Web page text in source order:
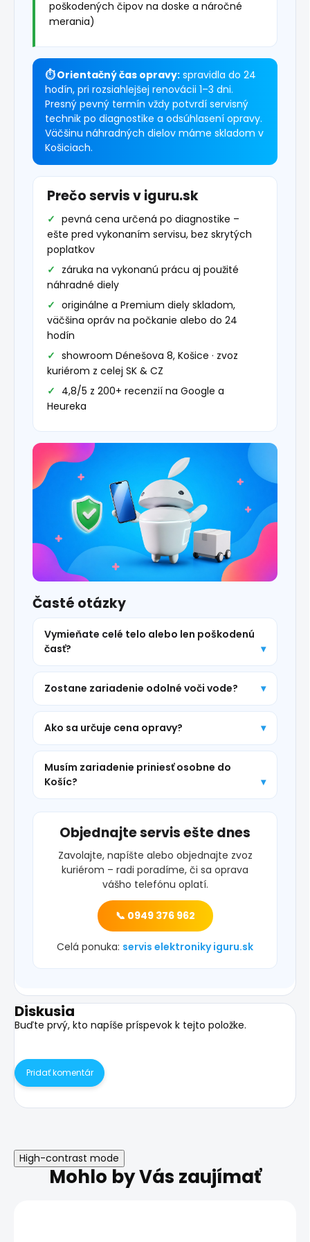
poškodených čipov na doske a náročné
merania)
⏱ Orientačný čas opravy: spravidla do 24
hodín, pri rozsiahlejšej renovácii 1–3 dni.
Presný pevný termín vždy potvrdí servisný
technik po diagnostike a odsúhlasení opravy.
Väčšinu náhradných dielov máme skladom v
Košiciach.
Prečo servis v iguru.sk
pevná cena určená po diagnostike –
ešte pred vykonaním servisu, bez skrytých
poplatkov
záruka na vykonanú prácu aj použité
náhradné diely
originálne a Premium diely skladom,
väčšina opráv na počkanie alebo do 24
hodín
showroom Dénešova 8, Košice · zvoz
kuriérom z celej SK & CZ
4,8/5 z 200+ recenzií na Google a
Heureka
Časté otázky
Vymieňate celé telo alebo len poškodenú
časť?
Zostane zariadenie odolné voči vode?
Ako sa určuje cena opravy?
Musím zariadenie priniesť osobne do
Košíc?
Objednajte servis ešte dnes
Zavolajte, napíšte alebo objednajte zvoz
kuriérom – radi poradíme, či sa oprava
vášho telefónu oplatí.
📞 0949 376 962
Celá ponuka: servis elektroniky iguru.sk
Diskusia
Buďte prvý, kto napíše príspevok k tejto položke.
Pridať komentár
High-contrast mode
Mohlo by Vás zaujímať